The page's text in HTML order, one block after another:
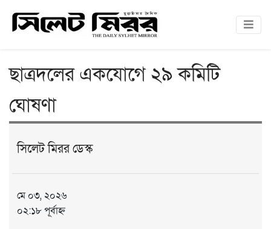
ছাত্রদলের একযোগে ২৯ কমিটি
ঘোষণা
সিলেট মিরর ডেস্ক
মে ০৩, ২০২৬
০২:১৮ পূর্বাহ্ন